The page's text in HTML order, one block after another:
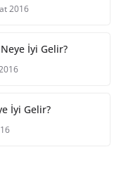
2016
İyi Gelir?
İyi Gelir?